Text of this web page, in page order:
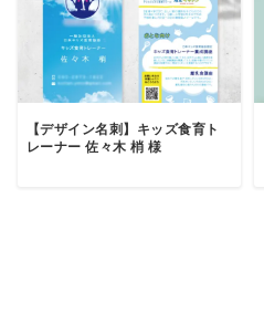
【デザイン名刺】キッズ食育ト
レーナー 佐々木 梢 様